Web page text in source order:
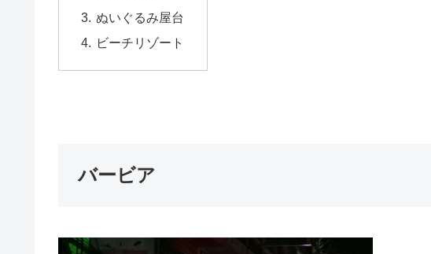
ぬいぐるみ屋台
ビーチリゾート
バービア